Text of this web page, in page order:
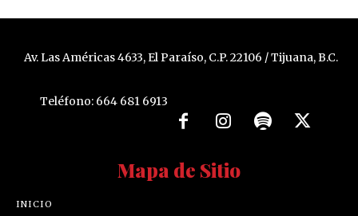
Av. Las Américas 4633, El Paraíso, C.P. 22106 / Tijuana, B.C.
Teléfono: 664 681 6913
Mapa de Sitio
INICIO